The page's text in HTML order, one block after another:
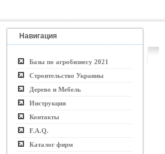
Навигация
Базы по агробизнесу 2021
Строительство Украины
Дерево и Мебель
Инструкция
Контакты
F.A.Q.
Каталог фирм